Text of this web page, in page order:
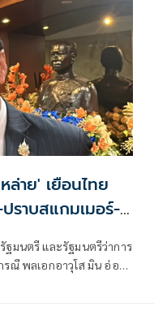
าย' เยือนไทย
ราบสแกมเมอร์-
ฐมนตรี และรัฐมนตรีว่าการ
รณี พลเอกอาวุโส มิน อ่อง